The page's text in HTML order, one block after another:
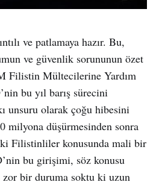
ve patlamaya hazır. Bu,
ve güvenlik sorununun özet
Filistin Mültecilerine Yardım
bu yıl barış sürecini
unsuru olarak çoğu hibesini
milyona düşürmesinden sonra
Filistinliler konusunda mali bir
bu girişimi, söz konusu
zor bir duruma soktu ki uzun